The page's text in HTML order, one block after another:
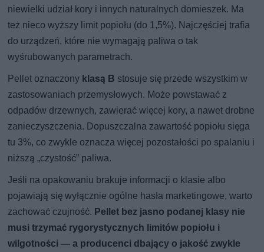
niewielki udział kory i innych naturalnych domieszek. Ma
też nieco wyższy limit popiołu (do 1,5%). Najczęściej trafia
do urządzeń, które nie wymagają paliwa o tak
wyśrubowanych parametrach.
Pellet oznaczony klasą B stosuje się przede wszystkim w
zastosowaniach przemysłowych. Może powstawać z
odpadów drzewnych, zawierać więcej kory, a nawet drobne
zanieczyszczenia. Dopuszczalna zawartość popiołu sięga
tu 3%, co zwykle oznacza więcej pozostałości po spalaniu i
niższą „czystość” paliwa.
Jeśli na opakowaniu brakuje informacji o klasie albo
pojawiają się wyłącznie ogólne hasła marketingowe, warto
zachować czujność. Pellet bez jasno podanej klasy nie
musi trzymać rygorystycznych limitów popiołu i
wilgotności — a producenci dbający o jakość zwykle